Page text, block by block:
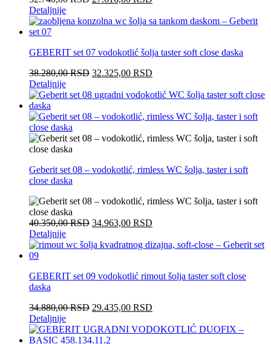
Detaljnije
GEBERIT set 07 vodokotlić šolja taster soft close daska
38.280,00RSD 32.325,00 RSD
Detaljnije
Geberit set 08 – vodokotlić, rimless WC šolja, taster i soft
close daska
40.350,00RSD 34.963,00 RSD
Detaljnije
GEBERIT set 09 vodokotlić rimout šolja taster soft close
daska
34.880,00RSD 29.435,00 RSD
Detaljnije